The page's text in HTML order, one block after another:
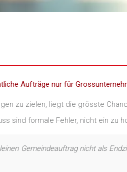
Aufträge nur für
zu zielen, liegt die grösste
sind formale Fehler, nicht ein
Gemeindeauftrag nicht als